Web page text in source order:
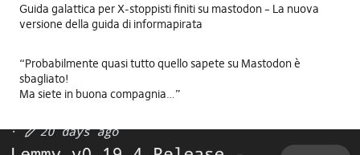
Guida galattica per X-stoppisti finiti su mastodon – La nuova
versione della guida di informapirata
“Probabilmente quasi tutto quello sapete su Mastodon è
sbagliato!
Ma siete in buona compagnia…”